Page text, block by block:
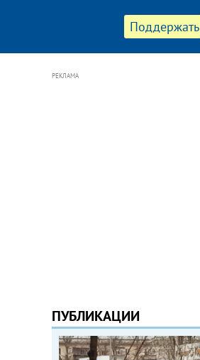
Поддержать
РЕКЛАМА
ПУБЛИКАЦИИ